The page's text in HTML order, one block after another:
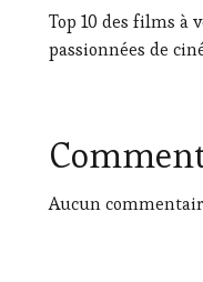
Top 10 des films à
passionnées de
Aucun